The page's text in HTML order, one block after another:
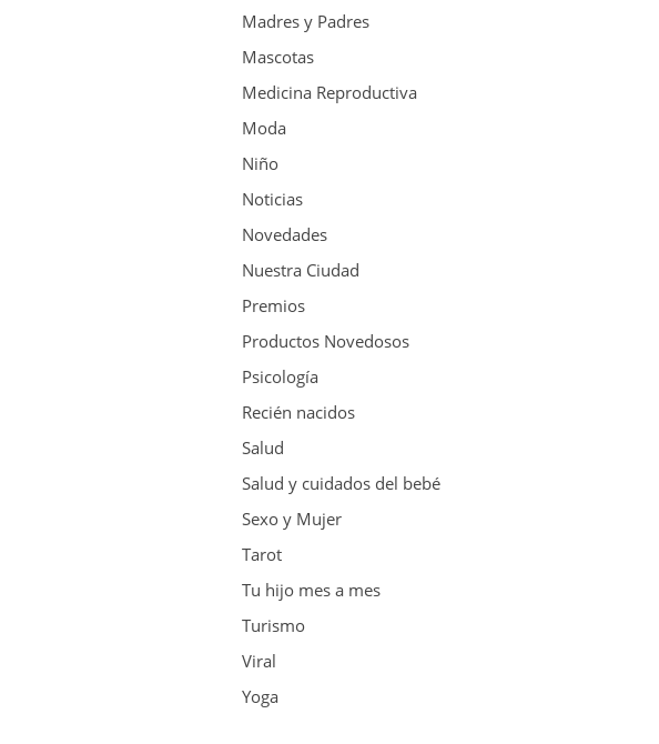
Madres y Padres
Mascotas
Medicina Reproductiva
Moda
Niño
Noticias
Novedades
Nuestra Ciudad
Premios
Productos Novedosos
Psicología
Recién nacidos
Salud
Salud y cuidados del bebé
Sexo y Mujer
Tarot
Tu hijo mes a mes
Turismo
Viral
Yoga